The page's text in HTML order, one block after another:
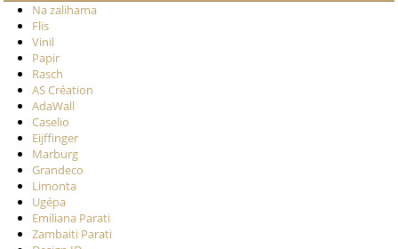
Na zalihama
Flis
Vinil
Papir
Rasch
AS Création
AdaWall
Caselio
Eijffinger
Marburg
Grandeco
Limonta
Ugépa
Emiliana Parati
Zambaiti Parati